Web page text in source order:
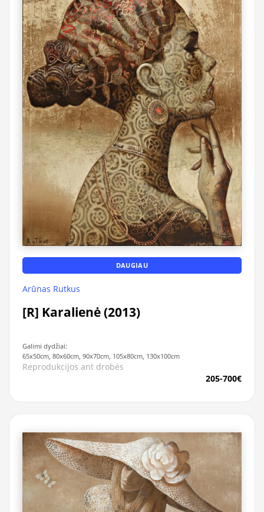
DAUGIAU
Arūnas Rutkus
[R] Karalienė (2013)
Galimi dydžiai:
65x50cm, 80x60cm, 90x70cm, 105x80cm, 130x100cm
Reprodukcijos ant drobės
205-700€